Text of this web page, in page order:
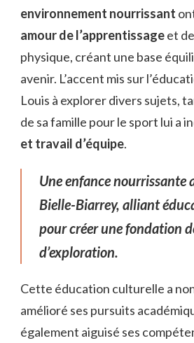
environnement nourrissant
amour de l’apprentissageet
physique, créant une base
avenir. L’accent mis sur
Louis à explorer divers sujets,
de sa famille pour le sport lui a
et travail d’équipe.
Une enfance nourrissante
Bielle-Biarrey, alliant
pour créer une fondation
d’exploration.
Cette éducation culturelle a
amélioré ses pursuits
également aiguisé ses